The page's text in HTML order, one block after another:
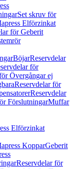
Set skruv för
Elförzinkat
för Geberit
BöjarReservdelar
för
Övergångar ej
Reservdelar för
Reservdelar
FörslutningarMuffar
Elförzinkat
KopparGeberit
Reservdelar för